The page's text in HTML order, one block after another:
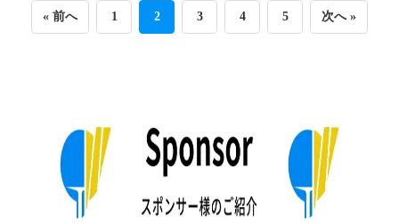
« 前へ 1 2 3 4 5 次へ »